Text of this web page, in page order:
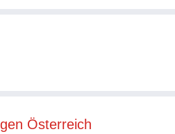
Österreich